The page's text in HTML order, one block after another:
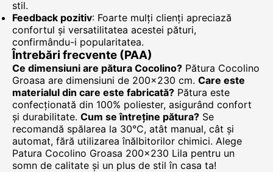
stil.
Feedback pozitiv: Foarte mulți clienți apreciază
confortul și versatilitatea acestei pături,
confirmându-i popularitatea.
Întrebări frecvente (PAA)
Ce dimensiuni are pătura Cocolino? Pătura Cocolino
Groasa are dimensiuni de 200x230 cm. Care este
materialul din care este fabricată? Pătura este
confecționată din 100% poliester, asigurând confort
și durabilitate. Cum se întreține pătura? Se
recomandă spălarea la 30°C, atât manual, cât și
automat, fără utilizarea înălbitorilor chimici. Alege
Patura Cocolino Groasa 200x230 Lila pentru un
somn de calitate și un plus de stil în casa ta!